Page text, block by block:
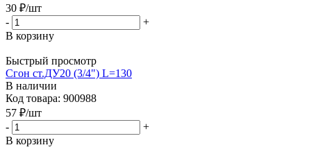
30 ₽/шт
-
+
В корзину
Быстрый просмотр
Сгон ст.ДУ20 (3/4") L=130
В наличии
Код товара: 900988
57 ₽/шт
-
+
В корзину